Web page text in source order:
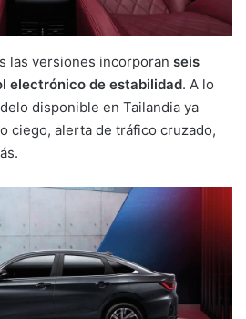
las versiones incorporan seis
electrónico de estabilidad. A lo
disponible en Tailandia ya
ciego, alerta de tráfico cruzado,